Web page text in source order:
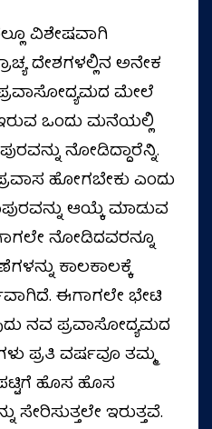
ವಿಶೇಷವಾಗಿ
ದೇಶಗಳಲ್ಲಿನ ಅನೇಕ
ಪ್ರವಾಸೋದ್ಯಮದ ಮೇಲೆ
ಇರುವ ಒಂದು ಮನೆಯಲ್ಲಿ
ನೋಡಿದ್ದಾರೆನ್ನಿ.
ಹೋಗಬೇಕು ಎಂದು
ಆಯ್ಕೆ ಮಾಡುವ
ನೋಡಿದವರನ್ನೂ
ಕಾಲಕಾಲಕ್ಕೆ
ಈಗಾಗಲೇ ಭೇಟಿ
ನವ ಪ್ರವಾಸೋದ್ಯಮದ
ಪ್ರತಿ ವರ್ಷವೂ ತಮ್ಮ
ಹೊಸ ಹೊಸ
ಸೇರಿಸುತ್ತಲೇ ಇರುತ್ತವೆ.